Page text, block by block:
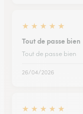
★ ★ ★ ★ ★
Tout de passe bien
Tout de passe bien
26/04/2026
★ ★ ★ ★ ★